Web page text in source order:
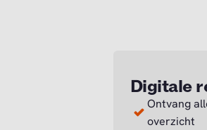
Digitale
Ontvang
overzicht